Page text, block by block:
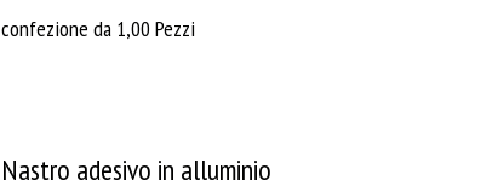
confezione da 1,00 Pezzi
Nastro adesivo in alluminio